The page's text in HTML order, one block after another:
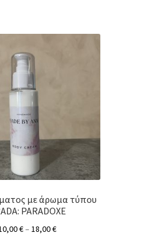
με άρωμα τύπου
PARADOXE
€– 18,00€